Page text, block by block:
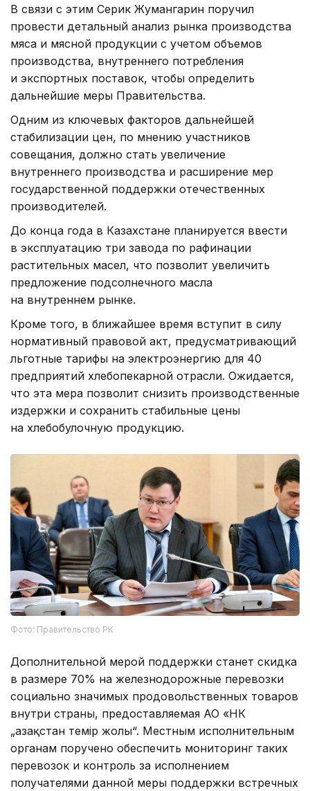
В связи с этим Серик Жумангарин поручил
провести детальный анализ рынка производства
мяса и мясной продукции с учетом объемов
производства, внутреннего потребления
и экспортных поставок, чтобы определить
дальнейшие меры Правительства.
Одним из ключевых факторов дальнейшей
стабилизации цен, по мнению участников
совещания, должно стать увеличение
внутреннего производства и расширение мер
государственной поддержки отечественных
производителей.
До конца года в Казахстане планируется ввести
в эксплуатацию три завода по рафинации
растительных масел, что позволит увеличить
предложение подсолнечного масла
на внутреннем рынке.
Кроме того, в ближайшее время вступит в силу
нормативный правовой акт, предусматривающий
льготные тарифы на электроэнергию для 40
предприятий хлебопекарной отрасли. Ожидается,
что эта мера позволит снизить производственные
издержки и сохранить стабильные цены
на хлебобулочную продукцию.
Фото: Правительство РК
Дополнительной мерой поддержки станет скидка
в размере 70% на железнодорожные перевозки
социально значимых продовольственных товаров
внутри страны, предоставляемая АО «НК
„Қазақстан темір жолы“. Местным исполнительным
органам поручено обеспечить мониторинг таких
перевозок и контроль за исполнением
получателями данной меры поддержки встречных